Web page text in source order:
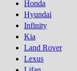
Honda
Hyundai
Infinity
Kia
Land Rover
Lexus